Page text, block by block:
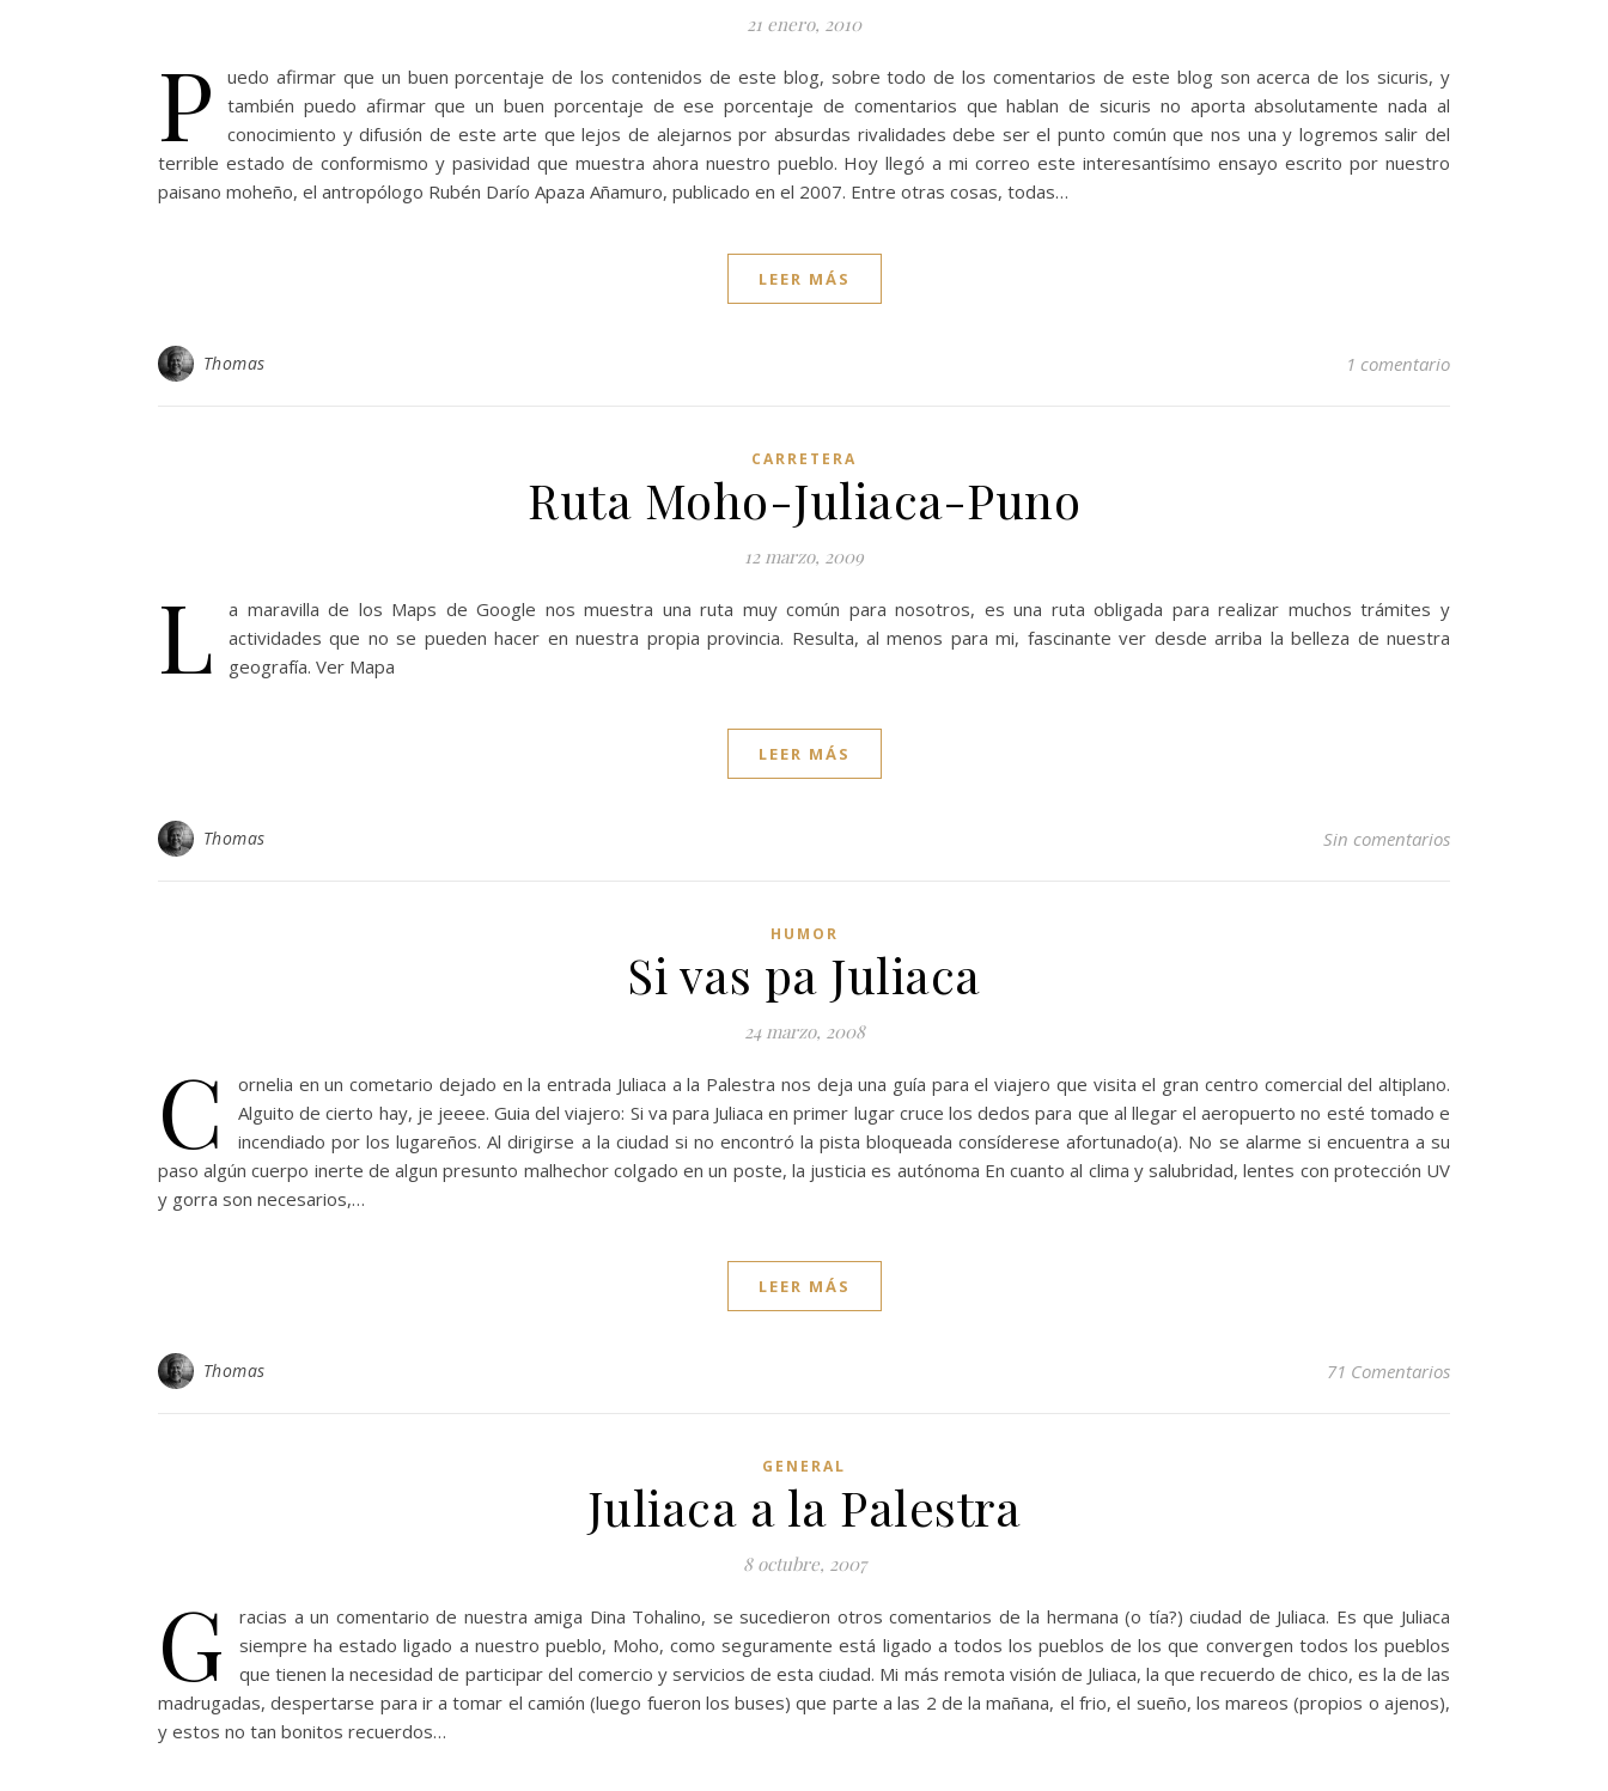
21 enero, 2010
P
uedo afirmar que un buen porcentaje de los contenidos de este blog, sobre todo de los comentarios de este blog son acerca de los sicuris, y
también puedo afirmar que un buen porcentaje de ese porcentaje de comentarios que hablan de sicuris no aporta absolutamente nada al
conocimiento y difusión de este arte que lejos de alejarnos por absurdas rivalidades debe ser el punto común que nos una y logremos salir del
terrible estado de conformismo y pasividad que muestra ahora nuestro pueblo. Hoy llegó a mi correo este interesantísimo ensayo escrito por nuestro
paisano moheño, el antropólogo Rubén Darío Apaza Añamuro, publicado en el 2007. Entre otras cosas, todas…
LEER MÁS
Thomas 1 comentario
CARRETERA
Ruta Moho-Juliaca-Puno
12 marzo, 2009
L
a maravilla de los Maps de Google nos muestra una ruta muy común para nosotros, es una ruta obligada para realizar muchos trámites y
actividades que no se pueden hacer en nuestra propia provincia. Resulta, al menos para mi, fascinante ver desde arriba la belleza de nuestra
geografía. Ver Mapa
LEER MÁS
Thomas Sin comentarios
HUMOR
Si vas pa Juliaca
24 marzo, 2008
C
ornelia en un cometario dejado en la entrada Juliaca a la Palestra nos deja una guía para el viajero que visita el gran centro comercial del altiplano.
Alguito de cierto hay, je jeeee. Guia del viajero: Si va para Juliaca en primer lugar cruce los dedos para que al llegar el aeropuerto no esté tomado e
incendiado por los lugareños. Al dirigirse a la ciudad si no encontró la pista bloqueada consíderese afortunado(a). No se alarme si encuentra a su
paso algún cuerpo inerte de algun presunto malhechor colgado en un poste, la justicia es autónoma En cuanto al clima y salubridad, lentes con protección UV
y gorra son necesarios,…
LEER MÁS
Thomas 71 Comentarios
GENERAL
Juliaca a la Palestra
8 octubre, 2007
G
racias a un comentario de nuestra amiga Dina Tohalino, se sucedieron otros comentarios de la hermana (o tía?) ciudad de Juliaca. Es que Juliaca
siempre ha estado ligado a nuestro pueblo, Moho, como seguramente está ligado a todos los pueblos de los que convergen todos los pueblos
que tienen la necesidad de participar del comercio y servicios de esta ciudad. Mi más remota visión de Juliaca, la que recuerdo de chico, es la de las
madrugadas, despertarse para ir a tomar el camión (luego fueron los buses) que parte a las 2 de la mañana, el frio, el sueño, los mareos (propios o ajenos),
y estos no tan bonitos recuerdos…